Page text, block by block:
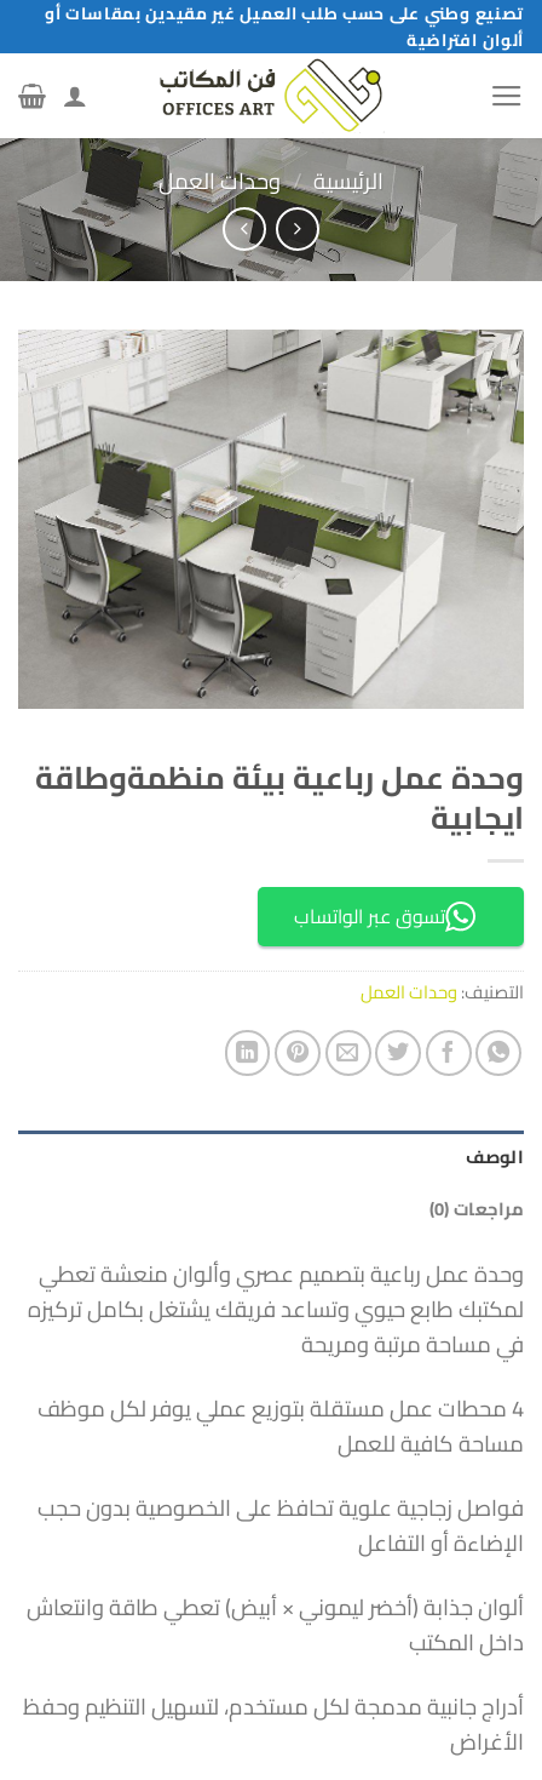
تخطي
للمحتوى
تصنيع وطني على حسب طلب العميل غير مقيدين بمقاسات أو
ألوان افتراضية
الرئيسية / وحدات العمل
وحدة عمل رباعية بيئة منظمةوطاقة
ايجابية
تسوق عبر الواتساب
التصنيف:وحدات العمل
الوصف
مراجعات (0)
وحدة عمل رباعية بتصميم عصري وألوان منعشة تعطي
لمكتبك طابع حيوي وتساعد فريقك يشتغل بكامل تركيزه
في مساحة مرتبة ومريحة
4 محطات عمل مستقلة بتوزيع عملي يوفر لكل موظف
مساحة كافية للعمل
فواصل زجاجية علوية تحافظ على الخصوصية بدون حجب
الإضاءة أو التفاعل
ألوان جذابة (أخضر ليموني × أبيض) تعطي طاقة وانتعاش
داخل المكتب
أدراج جانبية مدمجة لكل مستخدم، لتسهيل التنظيم وحفظ
الأغراض